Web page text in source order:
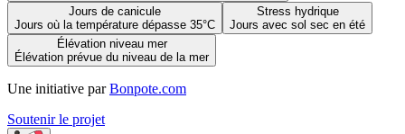
Jours de canicule
Jours où la température dépasse 35°C
Stress hydrique
Jours avec sol sec en été
Élévation niveau mer
Élévation prévue du niveau de la mer
Une initiative par Bonpote.com
Soutenir le projet